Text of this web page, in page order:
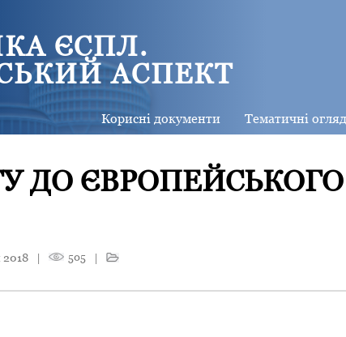
ЄСПЛ.
АСПЕКТ
Корисні документи Тематичні
ДО ЄВРОПЕЙСЬКОГО
2018 | 505 |